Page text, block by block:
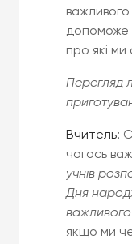
важливого
допоможе
про які ми
Перегляд
Вчитель:
чогось
учнів
Дня
важливого
якщо ми